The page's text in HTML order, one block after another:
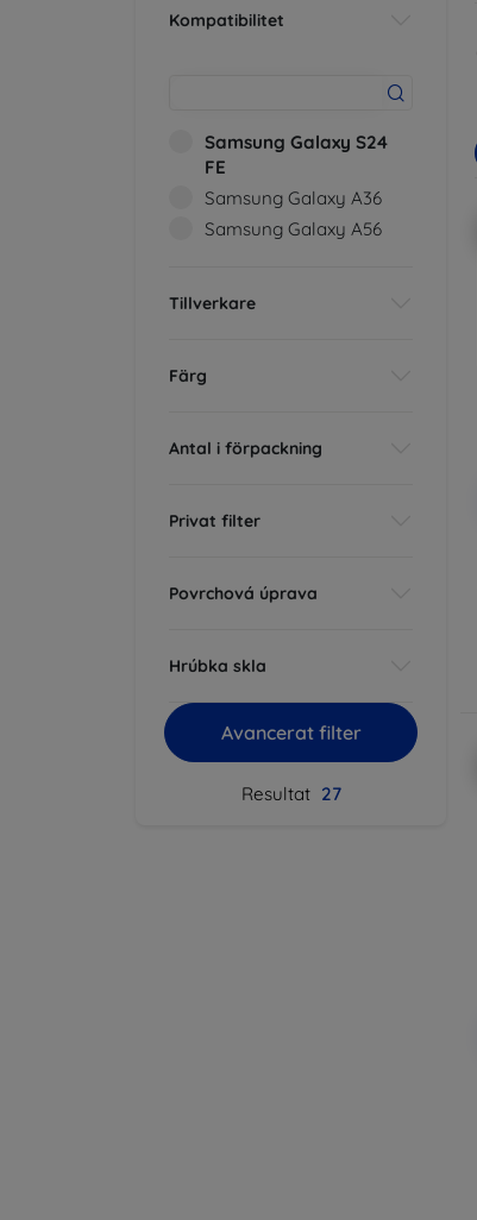
Kompatibilitet
Samsung Galaxy S24
FE
Samsung Galaxy A36
Samsung Galaxy A56
Tillverkare
Färg
Antal i förpackning
Privat filter
Povrchová úprava
Hrúbka skla
Avancerat filter
Resultat 27